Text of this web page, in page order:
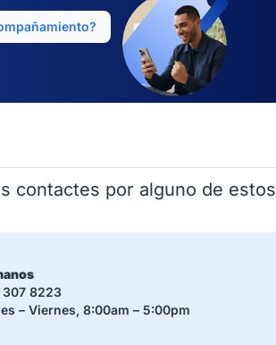
contactes por alguno de estos
8223
– Viernes, 8:00am – 5:00pm